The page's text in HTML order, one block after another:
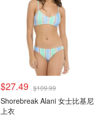
$27.49 $109.99
Shorebreak Alani 女士比基尼
上衣